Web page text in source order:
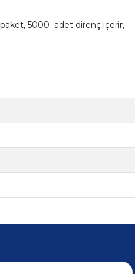
paket, 5000 adet direnç içerir,